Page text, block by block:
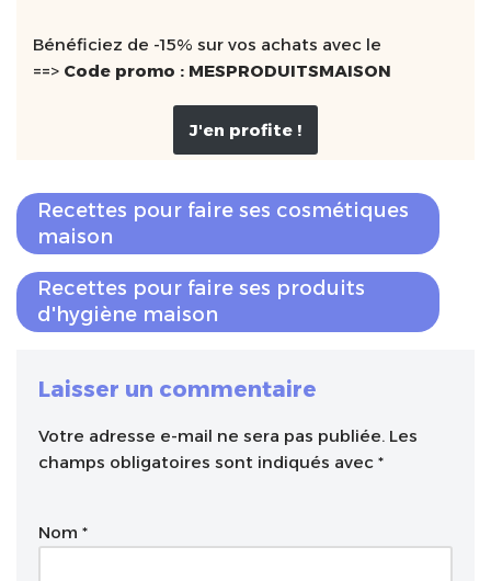
Bénéficiez de -15% sur vos achats avec le
==> Code promo : MESPRODUITSMAISON
J'en profite !
Recettes pour faire ses cosmétiques
maison
Recettes pour faire ses produits
d'hygiène maison
Laisser un commentaire
Votre adresse e-mail ne sera pas publiée. Les
champs obligatoires sont indiqués avec *
Nom *
A
l
r